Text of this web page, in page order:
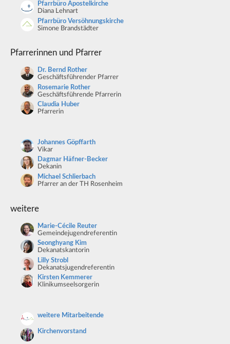
Pfarrbüro Apostelkirche
Diana Lehnart
Pfarrbüro Versöhnungskirche
Simone Brandstädter
Pfarrerinnen und Pfarrer
Dr. Bernd Rother
Geschäftsführender Pfarrer
Rosemarie Rother
Geschäftsführende Pfarrerin
Claudia Huber
Pfarrerin
Johannes Göpffarth
Vikar
Dagmar Häfner-Becker
Dekanin
Michael Schlierbach
Pfarrer an der TH Rosenheim
weitere
Marie-Cécile Reuter
Gemeindejugendreferentin
Seonghyang Kim
Dekanatskantorin
Lilly Strobl
Dekanatsjugendreferentin
Kirsten Kemmerer
Klinikumseelsorgerin
weitere Mitarbeitende
Kirchenvorstand